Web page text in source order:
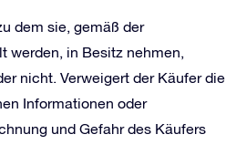
dem sie, gemäß der
werden, in Besitz nehmen,
nicht. Verweigert der Käufer die
Informationen oder
und Gefahr des Käufers